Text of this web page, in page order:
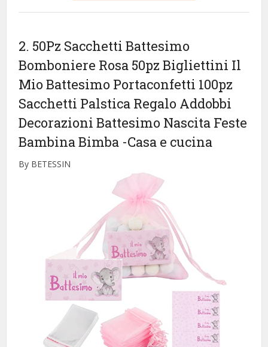
2. 50Pz Sacchetti Battesimo
Bomboniere Rosa 50pz Bigliettini Il
Mio Battesimo Portaconfetti 100pz
Sacchetti Palstica Regalo Addobbi
Decorazioni Battesimo Nascita Feste
Bambina Bimba -Casa e cucina
By BETESSIN